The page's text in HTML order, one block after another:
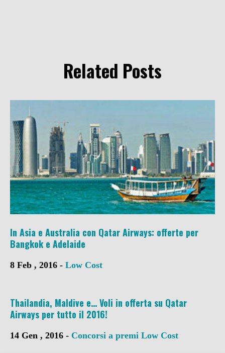
Related Posts
In Asia e Australia con Qatar Airways: offerte per
Bangkok e Adelaide
8 Feb , 2016 - Low Cost
Thailandia, Maldive e… Voli in offerta su Qatar
Airways per tutto il 2016!
14 Gen , 2016 - Concorsi a premi Low Cost